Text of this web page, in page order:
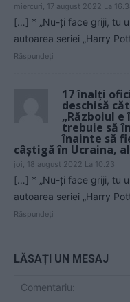
miercuri, 17 august 2022 La
[…] * „Nu-ți face griji, tu
autoarea seriei „Harry
Răspundeți
17 înalți
deschisă
„Războiul
trebuie să
înainte să
câștigă în Ucraina,
joi, 18 august 2022 La 10.23
[…] * „Nu-ți face griji, tu
autoarea seriei „Harry
Răspundeți
LĂSAȚI UN MESAJ